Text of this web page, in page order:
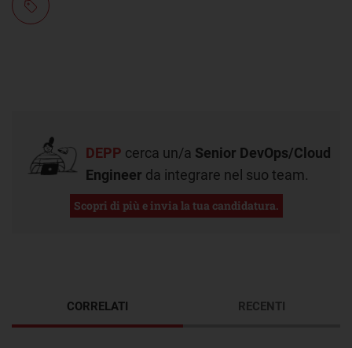
DEPP cerca un/a Senior DevOps/Cloud
Engineer da integrare nel suo team.
Scopri di più e invia la tua candidatura.
CORRELATI RECENTI